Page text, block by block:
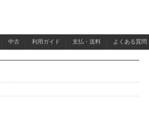
中古 利用ガイド 支払・送料 よくある質問